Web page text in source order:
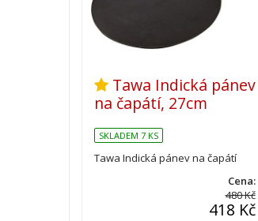
Tawa Indická pánev
na čapátí, 27cm
SKLADEM 7 KS
Tawa Indická pánev na čapátí
Cena:
480 Kč
418 Kč